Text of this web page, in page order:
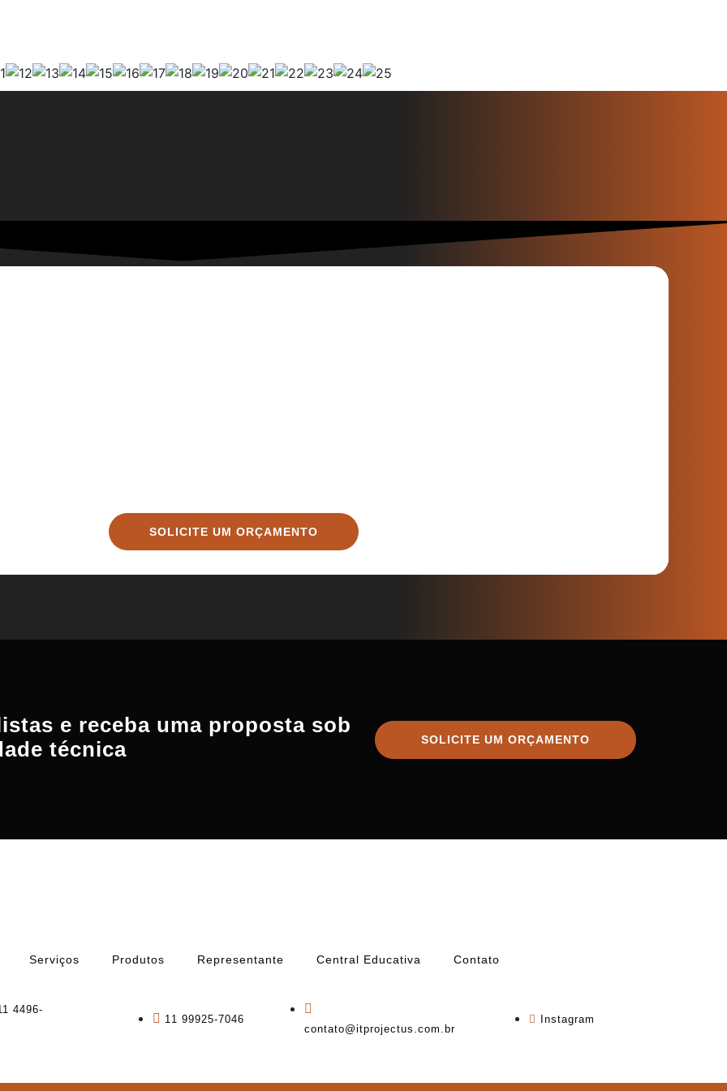
SOLICITE UM ORÇAMENTO
e receba uma proposta sob
técnica
SOLICITE UM ORÇAMENTO
Serviços Produtos Representante Central Educativa Contato
4496-
11 99925-7046
contato@itprojectus.com.br
Instagram